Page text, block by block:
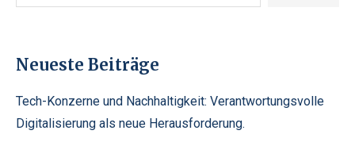
Neueste Beiträge
Tech-Konzerne und Nachhaltigkeit: Verantwortungsvolle
Digitalisierung als neue Herausforderung.